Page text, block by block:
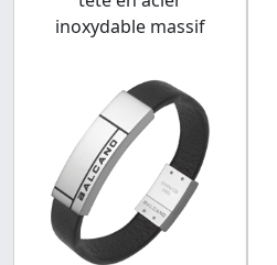
inoxydable massif